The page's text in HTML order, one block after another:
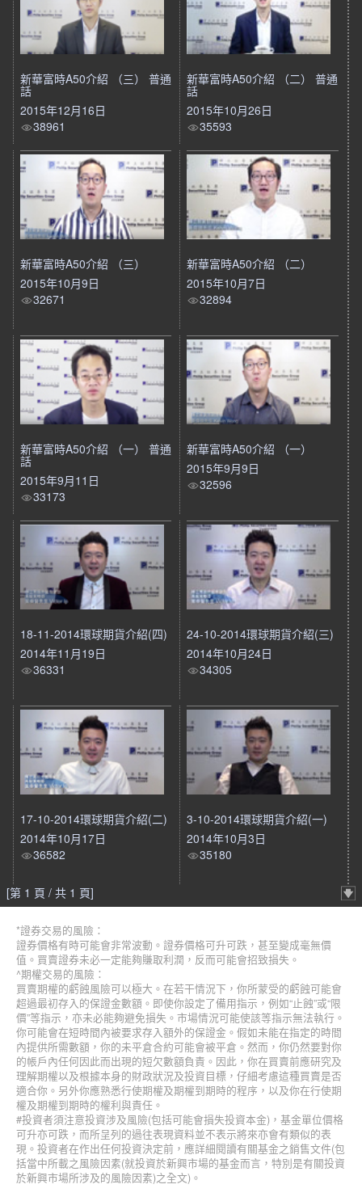
新華富時A50介紹 （三） 普通
話
2015年12月16日
38961
新華富時A50介紹 （二） 普通
話
2015年10月26日
35593
新華富時A50介紹 （三）
2015年10月9日
32671
新華富時A50介紹 （二）
2015年10月7日
32894
新華富時A50介紹 （一） 普通
話
2015年9月11日
33173
新華富時A50介紹 （一）
2015年9月9日
32596
18-11-2014環球期貨介紹(四)
2014年11月19日
36331
24-10-2014環球期貨介紹(三)
2014年10月24日
34305
17-10-2014環球期貨介紹(二)
2014年10月17日
36582
3-10-2014環球期貨介紹(一)
2014年10月3日
35180
[第 1 頁 / 共 1 頁]
*證券交易的風險：
證券價格有時可能會非常波動。證券價格可升可跌，甚至變成毫無價
值。買賣證券未必一定能夠賺取利潤，反而可能會招致損失。
^期權交易的風險：
買賣期權的虧蝕風險可以極大。在若干情況下，你所蒙受的虧蝕可能會
超過最初存入的保證金數額。即使你設定了備用指示，例如“止蝕”或“限
價”等指示，亦未必能夠避免損失。市場情況可能使該等指示無法執行。
你可能會在短時間內被要求存入額外的保證金。假如未能在指定的時間
內提供所需數額，你的未平倉合約可能會被平倉。然而，你仍然要對你
的帳戶內任何因此而出現的短欠數額負責。因此，你在買賣前應研究及
理解期權以及根據本身的財政狀況及投資目標，仔細考慮這種買賣是否
適合你。另外你應熟悉行使期權及期權到期時的程序，以及你在行使期
權及期權到期時的權利與責任。
#投資者須注意投資涉及風險(包括可能會損失投資本金)，基金單位價格
可升亦可跌，而所呈列的過往表現資料並不表示將來亦會有類似的表
現。投資者在作出任何投資決定前，應詳細閱讀有關基金之銷售文件(包
括當中所載之風險因素(就投資於新興市場的基金而言，特別是有關投資
於新興市場所涉及的風險因素)之全文)。